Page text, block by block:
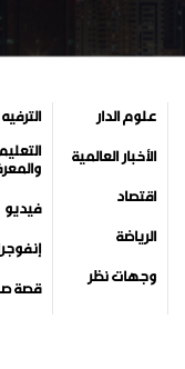
علوم الدار
الأخبار العالمية
اقتصاد
الرياضة
وجهات نظر
الترفيه
فيديو
قصة